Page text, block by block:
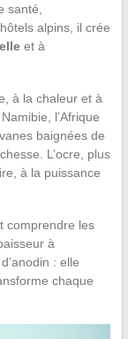
santé,
alpins, il crée
et à
à la chaleur et à
l’Afrique
baignées de
L’ocre, plus
à la puissance
comprendre les
à
: elle
chaque